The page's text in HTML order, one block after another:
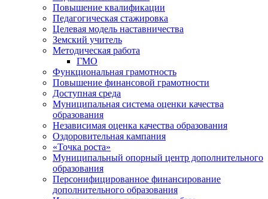
Повышение квалификации
Педагогическая стажировка
Целевая модель наставничества
Земский учитель
Методическая работа
ГМО
Функциональная грамотность
Повышение финансовой грамотности
Доступная среда
Муниципальная система оценки качества
образования
Независимая оценка качества образования
Оздоровительная кампания
«Точка роста»
Муниципальный опорный центр дополнительного
образования
Персонифицированное финансирование
дополнительного образования